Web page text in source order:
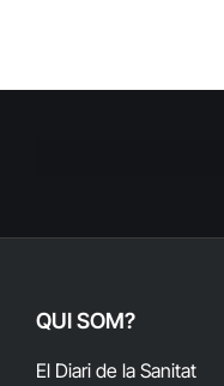
QUI SOM?
El Diari de la Sanitat